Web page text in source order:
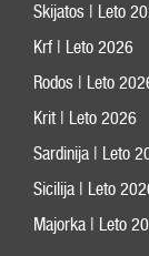
Skijatos | Leto
Krf | Leto 2026
Rodos | Leto
Krit | Leto 2026
Sardinija | Leto
Sicilija | Leto
Majorka | Leto